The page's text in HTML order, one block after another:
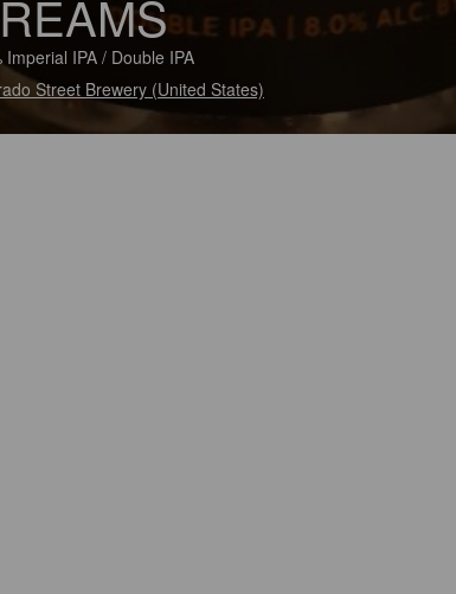
Imperial IPA / Double IPA
Street Brewery (United States)